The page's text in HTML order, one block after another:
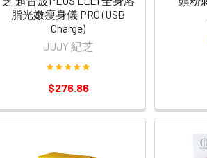
脂光嫩瘦身儀 PRO (USB
Charge)
JUJY 紀芝
$276.86